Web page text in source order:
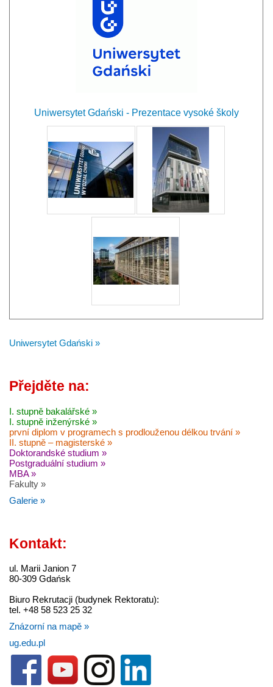
Uniwersytet Gdański - Prezentace vysoké školy
Uniwersytet Gdański »
Přejděte na:
I. stupně bakalářské »
I. stupně inženýrské »
první diplom v programech s prodlouženou délkou trvání »
II. stupně – magisterské »
Doktorandské studium »
Postgraduální studium »
MBA »
Fakulty »
Galerie »
Kontakt:
ul. Marii Janion 7
80-309 Gdańsk
Biuro Rekrutacji (budynek Rektoratu):
tel. +48 58 523 25 32
Znázorní na mapě »
ug.edu.pl